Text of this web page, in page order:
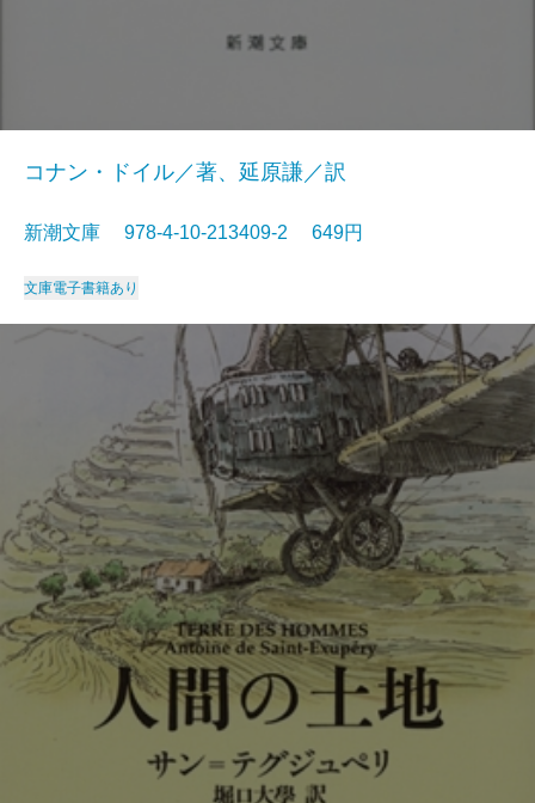
コナン・ドイル／著、延原謙／訳
新潮文庫 978-4-10-213409-2 649円
文庫電子書籍あり